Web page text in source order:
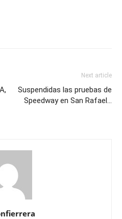
Next article
Suspendidas las pruebas de
Speedway en San Rafael…